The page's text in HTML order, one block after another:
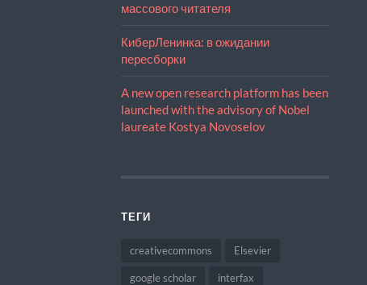
массового читателя
КиберЛенинка: в ожидании
пересборки
A new open research platform has been
launched with the advisory of Nobel
laureate Kostya Novoselov
ТЕГИ
creativecommons Elsevier
google scholar interfax